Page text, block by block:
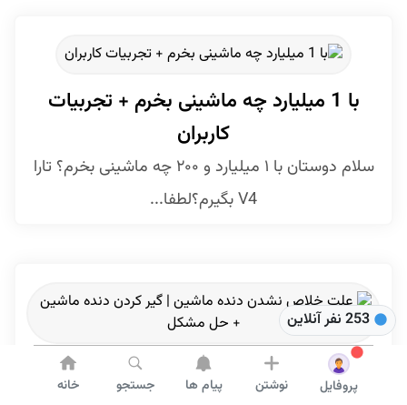
با 1 میلیارد چه ماشینی بخرم + تجربیات
کاربران
سلام دوستان با ۱ میلیارد و ۲۰۰ چه ماشینی بخرم؟ تارا
V4 بگیرم؟لطفا...
علت خلاص نشدن دنده ماشین | گير كردن
پروفایل نوشتن پیام ها جستجو خانه